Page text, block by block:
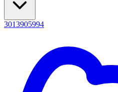
3013905994